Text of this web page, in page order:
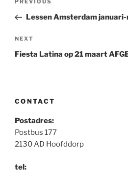
Previous
Post
PREVIOUS
Lessen Amsterdam
Next
Post
NEXT
Fiesta Latina op 21 maart
CONTACT
Postadres:
Postbus 177
2130 AD Hoofddorp
tel: